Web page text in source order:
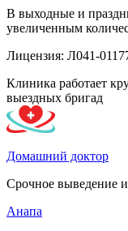
В выходные и
увеличенным
Лицензия: Л041-
Клиника работает
выездных бригад
Домашний доктор
Срочное выведение
Анапа